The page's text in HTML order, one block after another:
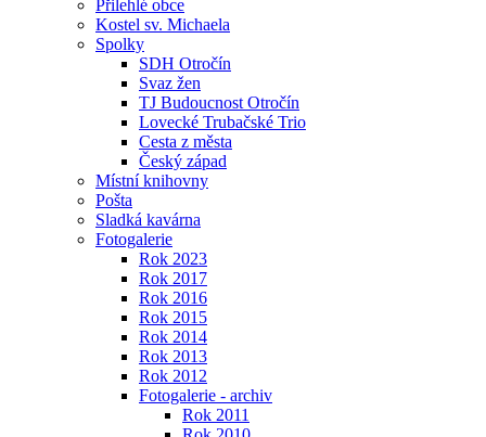
Přilehlé obce
Kostel sv. Michaela
Spolky
SDH Otročín
Svaz žen
TJ Budoucnost Otročín
Lovecké Trubačské Trio
Cesta z města
Český západ
Místní knihovny
Pošta
Sladká kavárna
Fotogalerie
Rok 2023
Rok 2017
Rok 2016
Rok 2015
Rok 2014
Rok 2013
Rok 2012
Fotogalerie - archiv
Rok 2011